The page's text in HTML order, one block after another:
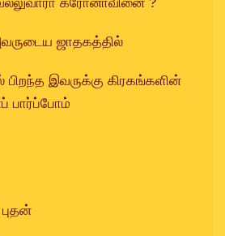
ஜாதகத்தில்
இவருக்கு கிரகங்களின்
பார்ப்போம்